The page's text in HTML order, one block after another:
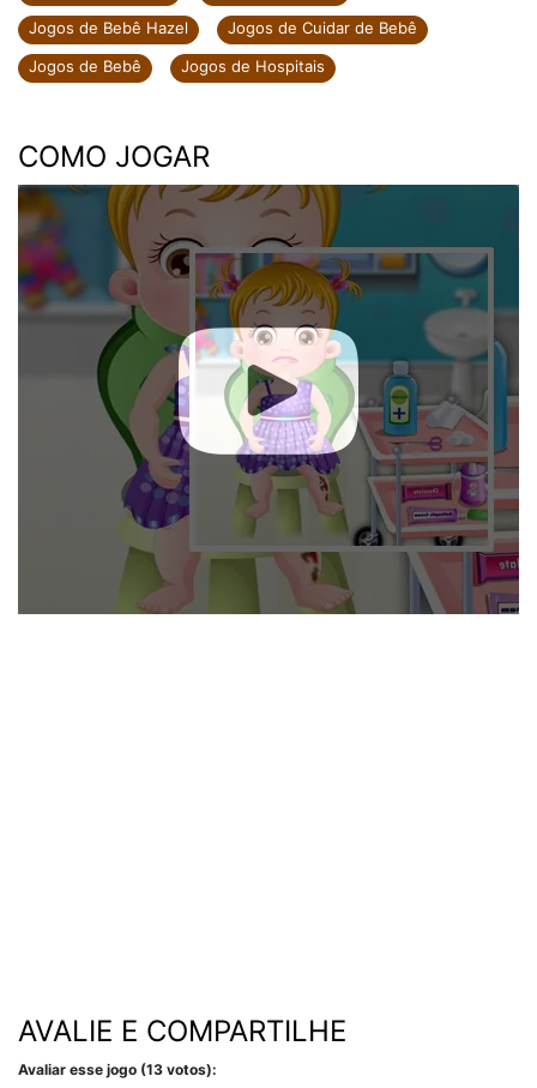
Jogos de Bebê Hazel
Jogos de Cuidar de Bebê
Jogos de Bebê
Jogos de Hospitais
COMO JOGAR
AVALIE E COMPARTILHE
Avaliar esse jogo (13 votos):